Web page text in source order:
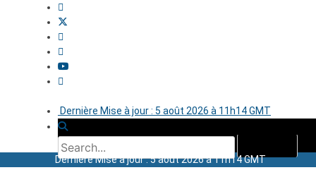
Dernière Mise à jour : 5 août 2026 à 11h14 GMT
Dernière Mise à jour : 5 août 2026 à 11h14 GMT